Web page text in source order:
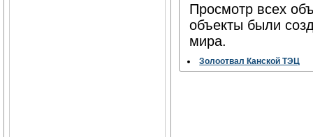
Просмотр всех
объекты были
мира.
Золоотвал Канской ТЭЦ